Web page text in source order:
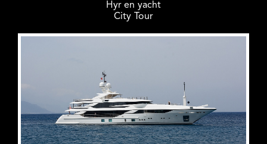
Hyr en yacht
City Tour